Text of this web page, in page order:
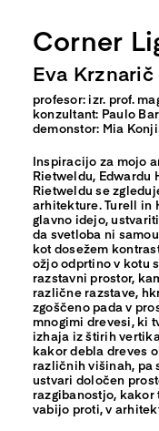
Corner
Eva Krznarič
profesor: izr. prof.
konzultant: Paulo
demonstor: Mia
Inspiracijo za mojo
Rietweldu, Edwardu
Rietweldu se
arhitekture. Turell in
glavno idejo,
da svetloba ni
kot dosežem
ožjo odprtino v kotu
razstavni prostor,
različne razstave,
zgoščeno pada v
mnogimi drevesi, ki
izhaja iz štirih
kakor debla dreves
različnih višinah, pa
ustvari določen
razgibanostjo,
vabijo proti, v